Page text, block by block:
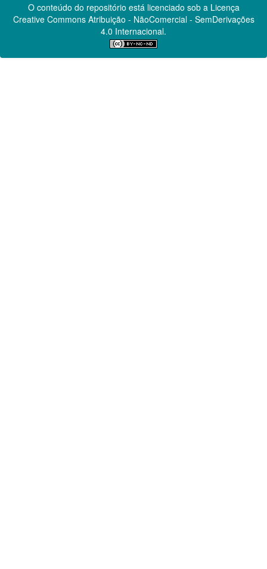
O conteúdo do repositório está licenciado sob a Licença
Creative CommonsAtribuição - NãoComercial - SemDerivações
4.0 Internacional.